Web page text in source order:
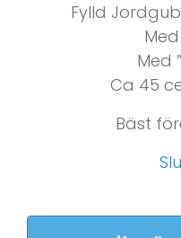
Fylld
Med
Ca 45
Bäst